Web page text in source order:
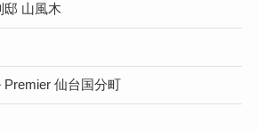
邸 山風木
Premier 仙台国分町